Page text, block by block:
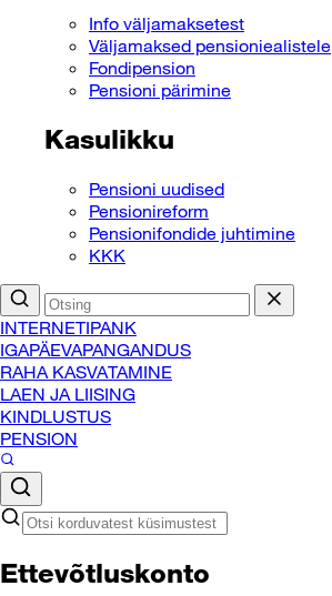
Info väljamaksetest
Väljamaksed pensioniealistele
Fondipension
Pensioni pärimine
Kasulikku
Pensioni uudised
Pensionireform
Pensionifondide juhtimine
KKK
INTERNETIPANK
IGAPÄEVAPANGANDUS
RAHA KASVATAMINE
LAEN JA LIISING
KINDLUSTUS
PENSION
Ettevõtluskonto